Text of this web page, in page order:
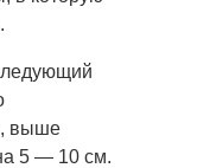
выше
5 — 10 см.